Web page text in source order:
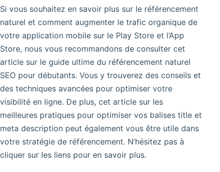
Si vous souhaitez en savoir plus sur le référencement
naturel et comment augmenter le trafic organique de
votre application mobile sur le Play Store et l’App
Store, nous vous recommandons de consulter cet
article sur le guide ultime du référencement naturel
SEO pour débutants. Vous y trouverez des conseils et
des techniques avancées pour optimiser votre
visibilité en ligne. De plus, cet article sur les
meilleures pratiques pour optimiser vos balises title et
meta description peut également vous être utile dans
votre stratégie de référencement. N’hésitez pas à
cliquer sur les liens pour en savoir plus.